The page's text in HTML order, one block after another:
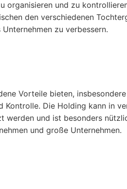
organisieren und zu
den verschiedenen
zu verbessern.
Vorteile bieten,
Kontrolle. Die Holding kann in
werden und ist besonders
und große Unternehmen.